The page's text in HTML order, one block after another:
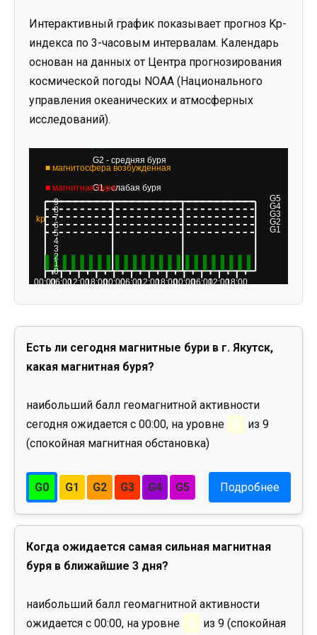
Интерактивный график показывает прогноз Kp-
индекса по 3-часовым интервалам. Календарь
основан на данных от Центра прогнозирования
космической погоды NOAA (Национального
управления океанических и атмосферных
исследований).
Есть ли сегодня магнитные бури в г. Якутск,
какая магнитная буря?
наибольший балл геомагнитной активности
сегодня ожидается с 00:00, на уровне
0
из 9
(спокойная магнитная обстановка)
G0 G1 G2 G3 G4 G5 Подробнее
Когда ожидается самая сильная магнитная
буря в ближайшие 3 дня?
наибольший балл геомагнитной активности
ожидается с 00:00, на уровне
0
из 9 (спокойная